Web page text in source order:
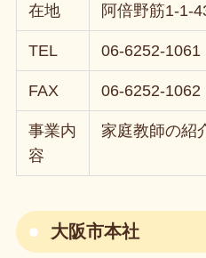
在地
阿倍野筋1-1-
TEL 06-6252-1061
FAX 06-6252-1062
事業内
容
家庭教師の紹
大阪市本社